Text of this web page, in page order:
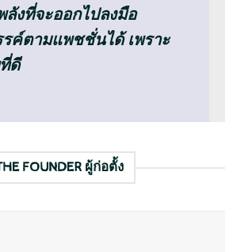
ลังที่จะออกไปลงมือ
รค์ตามแพชชั่นได้ เพราะ
ดี
FOUNDER ผู้ก่อตั้ง